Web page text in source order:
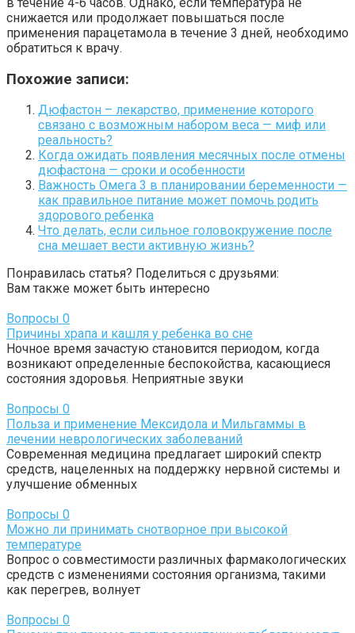
снижается или продолжает повышаться после
применения парацетамола в течение 3 дней, необходимо
обратиться к врачу.
Похожие записи:
Дюфастон – лекарство, применение которого
связано с возможным набором веса — миф или
реальность?
Когда ожидать появления месячных после отмены
дюфастона — сроки и особенности
Важность Омега 3 в планировании беременности —
как правильное питание может помочь родить
здорового ребенка
Что делать, если сильное головокружение после
сна мешает вести активную жизнь?
Понравилась статья? Поделиться с друзьями:
Вам также может быть интересно
Вопросы 0
Причины храпа и кашля у ребенка во сне
Ночное время зачастую становится периодом, когда
возникают определенные беспокойства, касающиеся
состояния здоровья. Неприятные звуки
Вопросы 0
Польза и применение Мексидола и Мильгаммы в
лечении неврологических заболеваний
Современная медицина предлагает широкий спектр
средств, нацеленных на поддержку нервной системы и
улучшение обменных
Вопросы 0
Можно ли принимать снотворное при высокой
температуре
Вопрос о совместимости различных фармакологических
средств с изменениями состояния организма, такими
как перегрев, волнует
Вопросы 0